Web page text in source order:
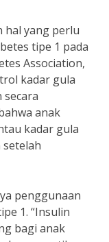
hal yang perlu
tipe 1 pada
Association,
kadar gula
anak
kadar gula
setelah
penggunaan
1. “Insulin
bagi anak